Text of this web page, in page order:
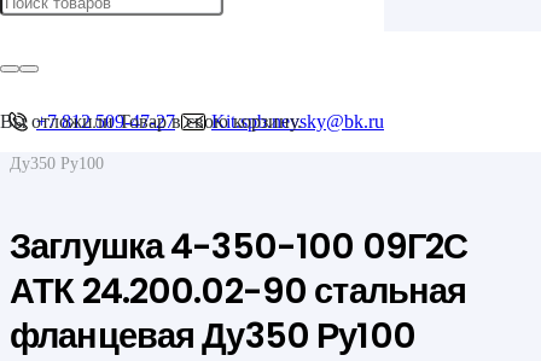
+7 812 509-47-27 Kit.spb.nevsky@bk.ru
Вы отложилиТоварв свою корзину.
Главная
/
Ду350 Ру100
Заглушка 4-350-100 09Г2С
АТК 24.200.02-90 стальная
фланцевая Ду350 Ру100